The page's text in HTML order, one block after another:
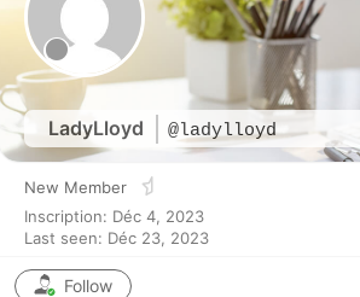
LadyLloyd @ladylloyd
New Member
Inscription: Déc 4, 2023
Last seen: Déc 23, 2023
Follow